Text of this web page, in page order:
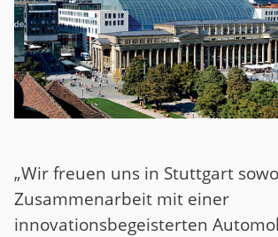
„Wir freuen uns in Stuttgart
Zusammenarbeit mit einer
innovationsbegeisterten